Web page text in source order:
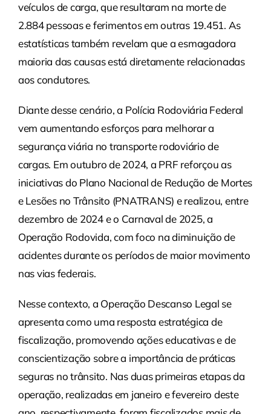
veículos de carga, que resultaram na morte de
2.884 pessoas e ferimentos em outras 19.451. As
estatísticas também revelam que a esmagadora
maioria das causas está diretamente relacionadas
aos condutores.
Diante desse cenário, a Polícia Rodoviária Federal
vem aumentando esforços para melhorar a
segurança viária no transporte rodoviário de
cargas. Em outubro de 2024, a PRF reforçou as
iniciativas do Plano Nacional de Redução de Mortes
e Lesões no Trânsito (PNATRANS) e realizou, entre
dezembro de 2024 e o Carnaval de 2025, a
Operação Rodovida, com foco na diminuição de
acidentes durante os períodos de maior movimento
nas vias federais.
Nesse contexto, a Operação Descanso Legal se
apresenta como uma resposta estratégica de
fiscalização, promovendo ações educativas e de
conscientização sobre a importância de práticas
seguras no trânsito. Nas duas primeiras etapas da
operação, realizadas em janeiro e fevereiro deste